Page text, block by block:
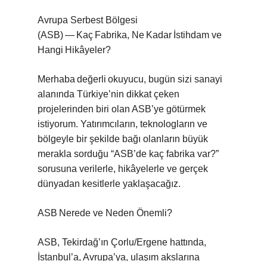
Avrupa Serbest Bölgesi
(ASB) — Kaç Fabrika, Ne Kadar İstihdam ve
Hangi Hikâyeler?
Merhaba değerli okuyucu, bugün sizi sanayi
alanında Türkiye’nin dikkat çeken
projelerinden biri olan ASB’ye götürmek
istiyorum. Yatırımcıların, teknologların ve
bölgeyle bir şekilde bağı olanların büyük
merakla sorduğu “ASB’de kaç fabrika var?”
sorusuna verilerle, hikâyelerle ve gerçek
dünyadan kesitlerle yaklaşacağız.
ASB Nerede ve Neden Önemli?
ASB, Tekirdağ’ın Çorlu/Ergene hattında,
İstanbul’a, Avrupa’ya, ulaşım akslarına